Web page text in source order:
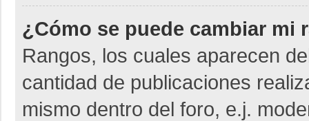
¿Cómo se puede cambiar mi
Rangos, los cuales aparecen
cantidad de publicaciones
mismo dentro del foro, e.j.